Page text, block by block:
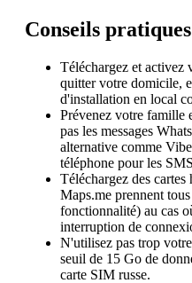
Conseils pratiques
Téléchargez et activez
quitter votre domicile,
d'installation en local
Prévenez votre famille
pas les messages
alternative comme
téléphone pour les
Téléchargez des
Maps.me prennent
fonctionnalité) au cas
interruption de
N'utilisez pas trop
seuil de 15 Go de
carte SIM russe.